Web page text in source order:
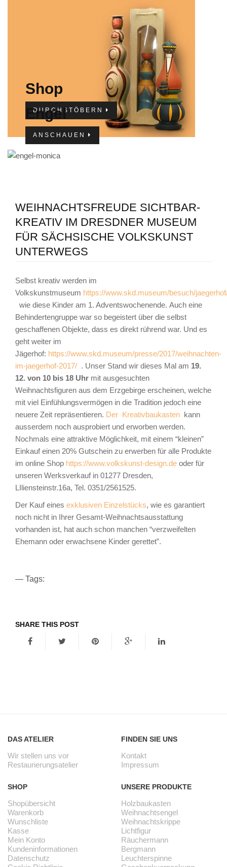
Shop
DURCHSTÖBERN
Engel
ANSCHAUEN
WEIHNACHTSFREUDE SICHTBAR-
KREATIV IM DRESDNER MUSEUM
FÜR SÄCHSISCHE VOLKSKUNST
UNTERWEGS
Selbst kreativ werden im
Volkskunstmuseum https://www.skd.museum/besuch/
wie diese Kinder am 1. Adventswochenende. Auch eine
Behindertengruppe war so begeistert über die selbst
geschaffenen Objekte, dass es direkt rührend war. Und es
geht weiter im
Jägerhof: https://www.skd.museum/presse/2017/weihnachten-
im-jaegerhof-2017/ . Unser Stand wir dieses Mal am 19.
12. von 10 bis 18 Uhr mit ausgesuchten
Weihnachtsfiguren aus dem Erzgebirge erscheinen, welche
mit viel Einfühlungsvermögen in die Tradition jedoch eine
neuere Zeit repräsentieren. Der Kreativbaukasten kann
ausserdem noch ausprobiert und erworben werden.
Nochmals eine attraktive Möglichkeit, mit einem “kleinen”
Einkauf einen 20% Gutschein zu erwerben für alle Produkte
im online Shop https://www.volkskunst-design.de oder für
unseren Werksverkauf in 01277 Dresden,
LIliensteinstr.16a, Tel. 0351/2561525.
Der Kauf eines exklusiven Einzelstücks, wie es garantiert
noch nicht in Ihrer Gesamt-Weihnachtsausstattung
vorhanden ist, hat auch schon manchen “verzweifelten
Ehemann oder erwachsene Kinder gerettet”.
— Tags:
SHARE THIS POST
DAS ATELIER
Wir stellen uns vor
Restaurierungsatelier
SHOP
Shopübersicht
Warenkorb
Wunschliste
Kasse
Mein Konto
Kundeninformationen
Datenschutz
FINDEN SIE UNS
Kontakt
Impressum
UNSERE PRODUKTE
Holzbaukasten
Weihnachtsengel
Weihnachtskrippe
Lichtfigur
Räuchermann
Bergmann
Leuchterspinne